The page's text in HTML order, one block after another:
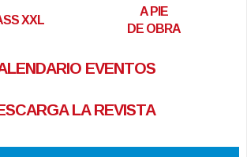
XXL
A PIE
DE OBRA
EVENTOS
LA REVISTA